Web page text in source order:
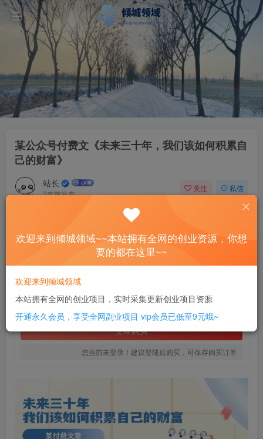
某公众号付费文《未来三十年，我们该如何积累自
己的财富》
站长
2年前发布
关注 私信
某公众号付费文《未来三十年，我们该如何积累自己的财富》
此内容为付费资源，请付费后查看
SVIP全站会员 免费
立即购买
您当前未登录！建议登陆后购买，可保存购买订单
已售 2
欢迎来到倾城领域~~本站拥有全网的创业资源，你想
要的都在这里~~
欢迎来到倾城领域
本站拥有全网的创业项目，实时采集更新创业项目资源
开通永久会员，享受全网副业项目 vip会员已低至9元哦~